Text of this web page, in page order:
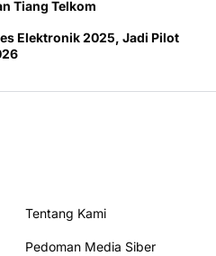
Tiang Telkom
Elektronik 2025, Jadi Pilot
Tentang Kami
Pedoman Media Siber